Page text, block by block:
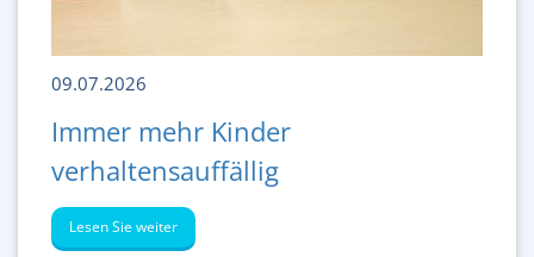
09.07.2026
Immer mehr Kinder
verhaltensauffällig
Lesen Sie weiter